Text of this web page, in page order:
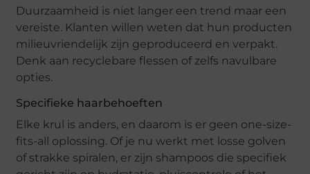
Duurzaamheid is niet langer een trend maar een
vereiste. Klanten willen weten dat hun producten
milieuvriendelijk zijn geproduceerd en verpakt.
Denk aan recyclebare flessen of zelfs navulbare
opties.
Specifieke haarbehoeften
Elke krul is anders, en daarom is er geen one-size-
fits-all oplossing. Of je nu werkt met losse golven
of strakke spiralen, er zijn shampoos die specifiek